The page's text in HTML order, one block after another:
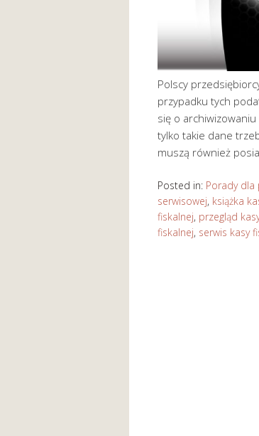
Polscy
przypadku tych
się o
tylko takie dane
muszą również
Posted in: Porady
serwisowej, książka
fiskalnej, przegląd
fiskalnej, serwis kasy